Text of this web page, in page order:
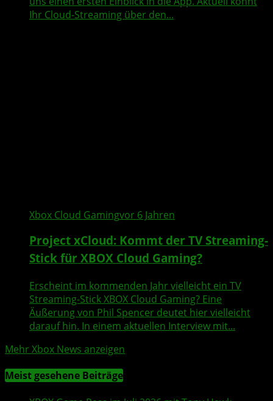
Ihr Cloud-Streaming über den...
Xbox Cloud Gamingvor 6 Jahren
Project xCloud: Kommt der TV Streaming-
Stick für XBOX Cloud Gaming?
Erscheint im kommenden Jahr vielleicht ein TV
Streaming-Stick XBOX Cloud Gaming? Eine
Äußerung von Phil Spencer deutet hier vielleicht
darauf hin. In einem aktuellen Interview mit...
Mehr Xbox News anzeigen
Meist gesehene Beiträge